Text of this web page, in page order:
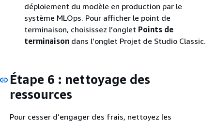
déploiement du modèle en production par le
système MLOps. Pour afficher le point de
terminaison, choisissez l’onglet Points de
terminaison dans l’onglet Projet de Studio Classic.
Étape 6 : nettoyage des
ressources
Pour cesser d’engager des frais, nettoyez les